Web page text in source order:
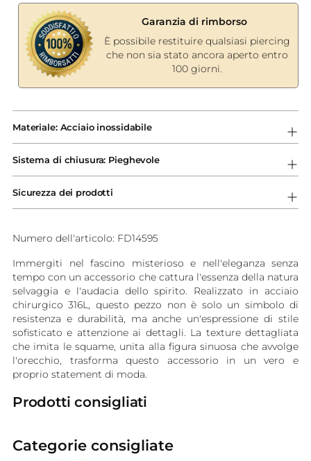
Garanzia di rimborso
È possibile restituire qualsiasi piercing
che non sia stato ancora aperto entro
100 giorni.
prodotto
al
carrello...
Materiale: Acciaio inossidabile
Sistema di chiusura: Pieghevole
Sicurezza dei prodotti
Numero dell'articolo: FD14595
Immergiti nel fascino misterioso e nell'eleganza senza
tempo con un accessorio che cattura l'essenza della natura
selvaggia e l'audacia dello spirito. Realizzato in acciaio
chirurgico 316L, questo pezzo non è solo un simbolo di
resistenza e durabilità, ma anche un'espressione di stile
sofisticato e attenzione ai dettagli. La texture dettagliata
che imita le squame, unita alla figura sinuosa che avvolge
l'orecchio, trasforma questo accessorio in un vero e
proprio statement di moda.
Prodotti consigliati
Categorie consigliate